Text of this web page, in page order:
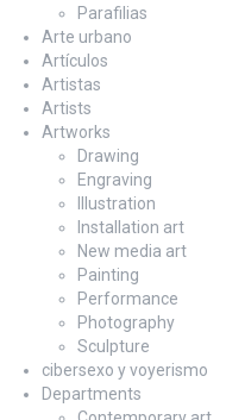
Parafilias
Arte urbano
Artículos
Artistas
Artists
Artworks
Drawing
Engraving
Illustration
Installation art
New media art
Painting
Performance
Photography
Sculpture
cibersexo y voyerismo
Departments